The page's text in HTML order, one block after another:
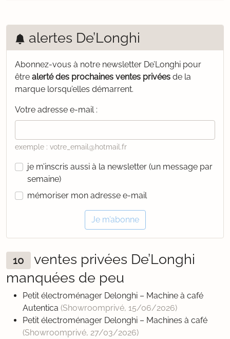
alertes De’Longhi
Abonnez-vous à notre newsletter De’Longhi pour
être alerté des prochaines ventes privées de la
marque lorsqu’elles démarrent.
Votre adresse e-mail :
exemple : votre_email@hotmail.fr
je m’inscris aussi à la newsletter (un message par
semaine)
mémoriser mon adresse e-mail
Je m’abonne
10
ventes privées De’Longhi
manquées de peu
Petit électroménager Delonghi – Machine à café
Autentica (Showroomprivé, 15/06/2026)
Petit électroménager Delonghi – Machines à café
(Showroomprivé, 27/03/2026)